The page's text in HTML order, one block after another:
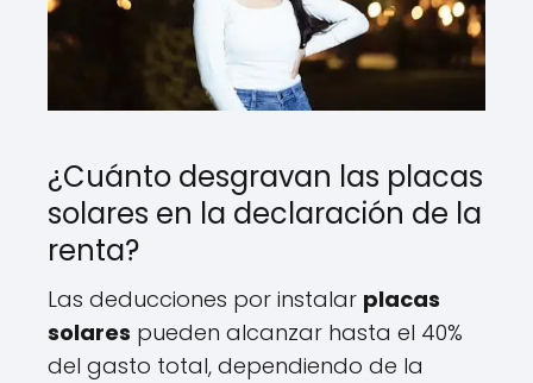
¿Cuánto desgravan las placas
solares en la declaración de la
renta?
Las deducciones por instalar placas
solares pueden alcanzar hasta el 40%
del gasto total, dependiendo de la